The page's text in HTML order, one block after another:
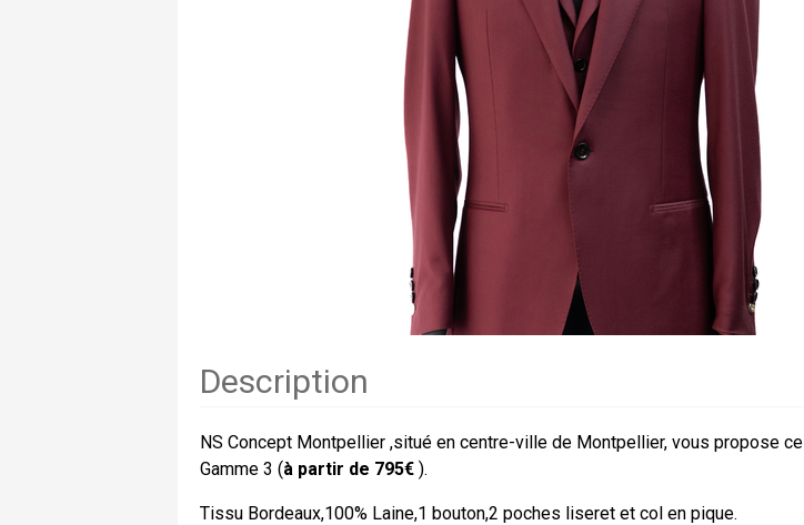
Description
NS Concept Montpellier ,situé en centre-ville de Montpellier, vous propose ce
Gamme 3 (à partir de 795€ ).
Tissu Bordeaux,100% Laine,1 bouton,2 poches liseret et col en pique.